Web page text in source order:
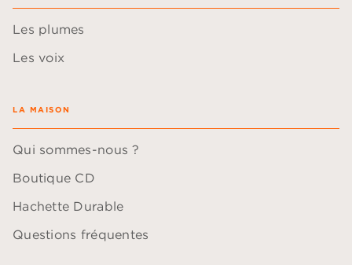
Les plumes
Les voix
LA MAISON
Qui sommes-nous ?
Boutique CD
Hachette Durable
Questions fréquentes